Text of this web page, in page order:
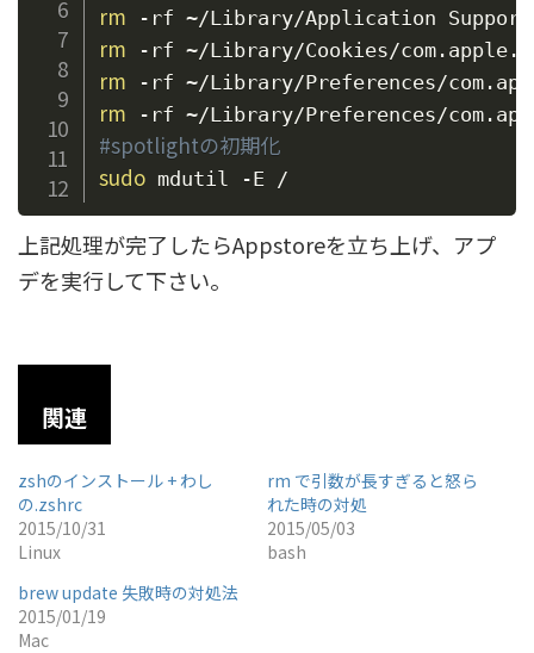
rm
rm
rm
rm
#spotlightの初期化
sudo
上記処理が完了したらAppstoreを立ち上げ、アプ
デを実行して下さい。
関連
zshのインストール + わし
の.zshrc
2015/10/31
Linux
rm で引数が長すぎると怒ら
れた時の対処
2015/05/03
bash
brew update 失敗時の対処法
2015/01/19
Mac